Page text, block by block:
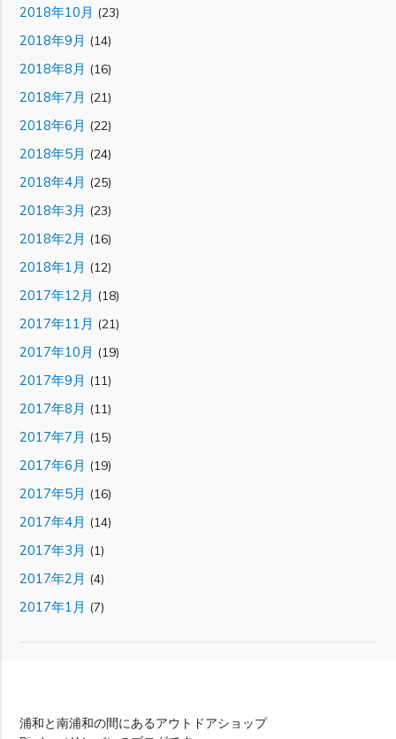
2018年10月 (23)
2018年9月 (14)
2018年8月 (16)
2018年7月 (21)
2018年6月 (22)
2018年5月 (24)
2018年4月 (25)
2018年3月 (23)
2018年2月 (16)
2018年1月 (12)
2017年12月 (18)
2017年11月 (21)
2017年10月 (19)
2017年9月 (11)
2017年8月 (11)
2017年7月 (15)
2017年6月 (19)
2017年5月 (16)
2017年4月 (14)
2017年3月 (1)
2017年2月 (4)
2017年1月 (7)
浦和と南浦和の間にあるアウトドアショップ